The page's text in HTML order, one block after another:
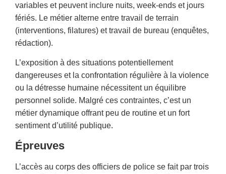
variables et peuvent inclure nuits, week-ends et jours
fériés. Le métier alterne entre travail de terrain
(interventions, filatures) et travail de bureau (enquêtes,
rédaction).
L’exposition à des situations potentiellement
dangereuses et la confrontation régulière à la violence
ou la détresse humaine nécessitent un équilibre
personnel solide. Malgré ces contraintes, c’est un
métier dynamique offrant peu de routine et un fort
sentiment d’utilité publique.
Épreuves
L’accès au corps des officiers de police se fait par trois